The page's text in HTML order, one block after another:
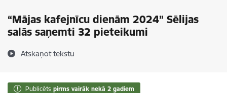
“Mājas kafejnīcu dienām 2024” Sēlijas
salās saņemti 32 pieteikumi
Atskaņot tekstu
Publicēts pirms vairāk nekā 2 gadiem